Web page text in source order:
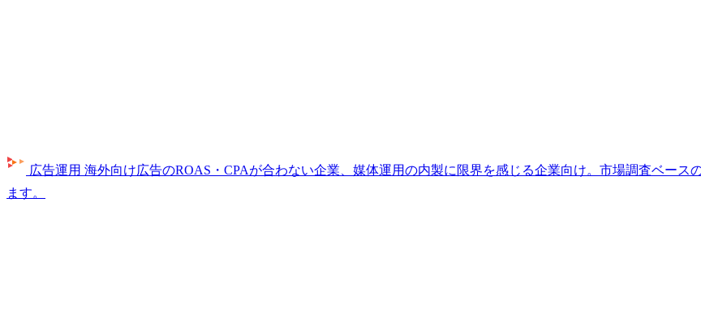
広告運用 海外向け広告のROAS・CPAが合わない企業、媒体運用の内製に限界を感じる企業向け。市場調査ベー
ます。